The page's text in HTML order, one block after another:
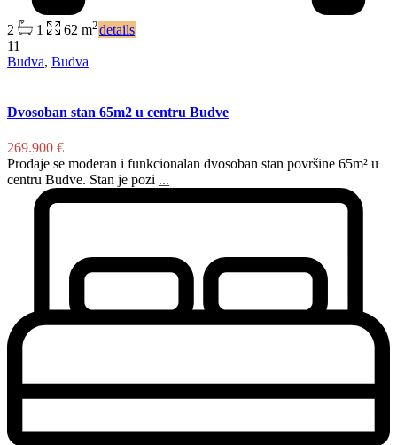
2 1 62 m2details
11
Budva, Budva
Dvosoban stan 65m2 u centru Budve
269.900 €
Prodaje se moderan i funkcionalan dvosoban stan površine 65m² u
centru Budve. Stan je pozi ...